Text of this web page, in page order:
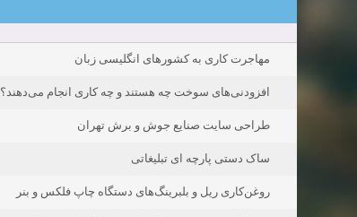
مهاجرت کاری به کشورهای انگلیسی زبان
افزودنی‌های سوخت چه هستند و چه کاری انجام می‌دهند؟
طراحی سایت صنایع جوش و برش تهران
ساک دستی پارچه ای تبلیغاتی
روغن‌کاری ریل و بلبرینگ‌های دستگاه چاپ فلکس و بنر